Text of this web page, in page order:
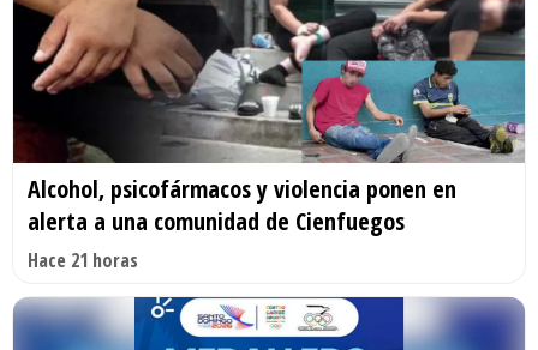
Alcohol, psicofármacos y violencia ponen en
alerta a una comunidad de Cienfuegos
Hace 21 horas